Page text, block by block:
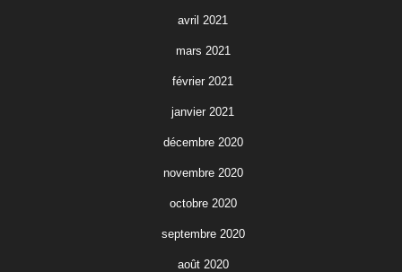
avril 2021
mars 2021
février 2021
janvier 2021
décembre 2020
novembre 2020
octobre 2020
septembre 2020
août 2020